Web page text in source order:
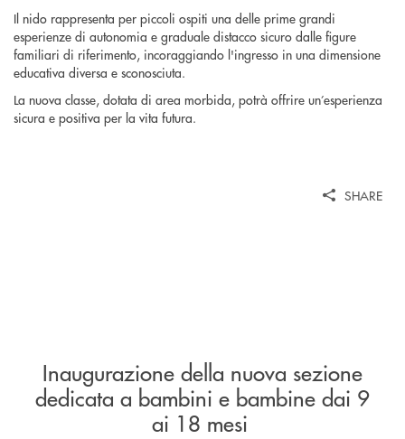
Il nido rappresenta per piccoli ospiti una delle prime grandi
esperienze di autonomia e graduale distacco sicuro dalle figure
familiari di riferimento, incoraggiando l'ingresso in una dimensione
educativa diversa e sconosciuta.
La nuova classe, dotata di area morbida, potrà offrire un’esperienza
sicura e positiva per la vita futura.
SHARE
Inaugurazione della nuova sezione
dedicata a bambini e bambine dai 9
ai 18 mesi